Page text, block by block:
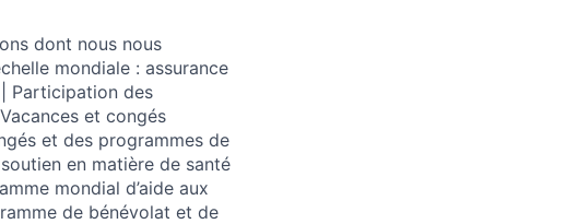
dont nous nous
mondiale : assurance
Participation des
et congés
et des programmes de
en matière de santé
mondial d’aide aux
de bénévolat et de